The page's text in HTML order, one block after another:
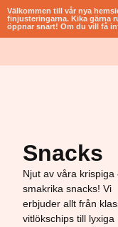
Välkommen till vår nya
finjusteringarna. Kika gärna
öppnar snart! Om du vill få
Snacks
Njut av våra krispiga
smakrika snacks! Vi
erbjuder allt från
vitlökschips till lyxiga